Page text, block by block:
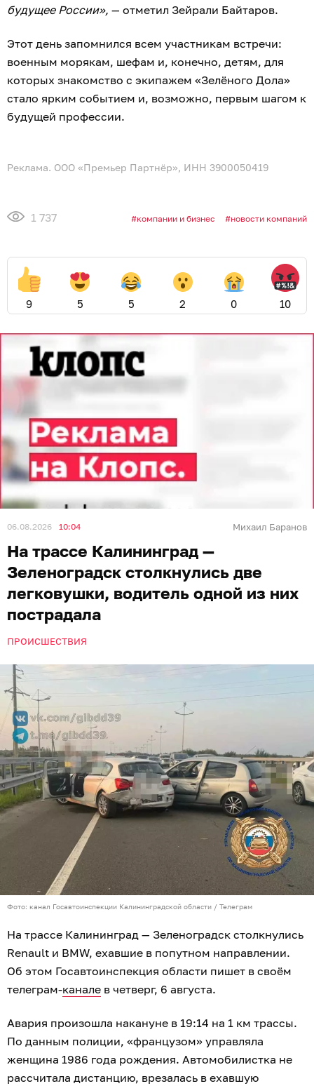
будущее России», — отметил Зейрали Байтаров.
Этот день запомнился всем участникам встречи:
военным морякам, шефам и, конечно, детям, для
которых знакомство с экипажем «Зелёного Дола»
стало ярким событием и, возможно, первым шагом к
будущей профессии.
Реклама. ООО «Премьер Партнёр», ИНН 3900050419
1 737 компании и бизнес новости компаний
9 5 5 2 0 10
06.08.2026 10:04 Михаил Баранов
На трассе Калининград —
Зеленоградск столкнулись две
легковушки, водитель одной из них
пострадала
ПРОИСШЕСТВИЯ
Фото: канал Госавтоинспекции Калининградской области / Телеграм
На трассе Калининград — Зеленоградск столкнулись
Renault и BMW, ехавшие в попутном направлении.
Об этом Госавтоинспекция области пишет в своём
телеграм-канале в четверг, 6 августа.
Авария произошла накануне в 19:14 на 1 км трассы.
По данным полиции, «французом» управляла
женщина 1986 года рождения. Автомобилистка не
рассчитала дистанцию, врезалась в ехавшую